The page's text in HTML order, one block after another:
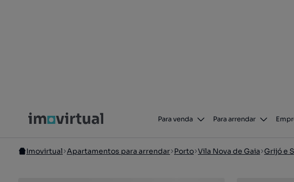
Para venda Para arrendar
Imovirtual Apartamentos para arrendar Porto Vila Nova de Gaia Grijó e